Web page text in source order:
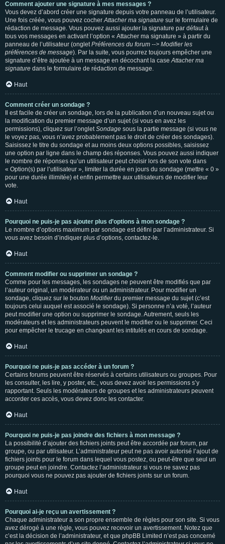
Comment ajouter une signature à mes messages ?
Vous devez d’abord créer une signature depuis votre panneau de l’utilisateur.
Une fois créée, vous pouvez cocherAttacher ma signature sur le formulaire de
rédaction de message. Vous pouvez aussi ajouter la signature par défaut à
tous vos messages en activant l’option « Attacher ma signature » à partir du
panneau de l’utilisateur (ongletPréférences du forum --> Modifier les
préférences de message). Par la suite, vous pourrez toujours empêcher une
signature d’être ajoutée à un message en décochant la caseAttacher ma
signature dans le formulaire de rédaction de message.
Haut
Comment créer un sondage ?
Il est facile de créer un sondage, lors de la publication d’un nouveau sujet ou
la modification du premier message d’un sujet (si vous en avez les
permissions), cliquez sur l’ongletSondage sous la partie message (si vous ne
le voyez pas, vous n’avez probablement pas le droit de créer des sondages).
Saisissez le titre du sondage et au moins deux options possibles, saisissez
une option par ligne dans le champ des réponses. Vous pouvez aussi indiquer
le nombre de réponses qu’un utilisateur peut choisir lors de son vote dans
« Option(s) par l’utilisateur », limiter la durée en jours du sondage (mettre « 0 »
pour une durée illimitée) et enfin permettre aux utilisateurs de modifier leur
vote.
Haut
Pourquoi ne puis-je pas ajouter plus d’options à mon sondage ?
Le nombre d’options maximum par sondage est défini par l’administrateur. Si
vous avez besoin d’indiquer plus d’options, contactez-le.
Haut
Comment modifier ou supprimer un sondage ?
Comme pour les messages, les sondages ne peuvent être modifiés que par
l’auteur original, un modérateur ou un administrateur. Pour modifier un
sondage, cliquez sur le bouton Modifierdu premier message du sujet (c’est
toujours celui auquel est associé le sondage). Si personne n’a voté, l’auteur
peut modifier une option ou supprimer le sondage. Autrement, seuls les
modérateurs et les administrateurs peuvent le modifier ou le supprimer. Ceci
pour empêcher le trucage en changeant les intitulés en cours de sondage.
Haut
Pourquoi ne puis-je pas accéder à un forum ?
Certains forums peuvent être réservés à certains utilisateurs ou groupes. Pour
les consulter, les lire, y poster, etc., vous devez avoir les permissions s’y
rapportant. Seuls les modérateurs de groupes et les administrateurs peuvent
accorder ces accès, vous devez donc les contacter.
Haut
Pourquoi ne puis-je pas joindre des fichiers à mon message ?
La possibilité d’ajouter des fichiers joints peut être accordée par forum, par
groupe, ou par utilisateur. L’administrateur peut ne pas avoir autorisé l’ajout de
fichiers joints pour le forum dans lequel vous postez, ou peut-être que seul un
groupe peut en joindre. Contactez l’administrateur si vous ne savez pas
pourquoi vous ne pouvez pas ajouter de fichiers joints sur un forum.
Haut
Pourquoi ai-je reçu un avertissement ?
Chaque administrateur a son propre ensemble de règles pour son site. Si vous
avez dérogé à une règle, vous pouvez recevoir un avertissement. Notez que
c’est la décision de l’administrateur, et que phpBB Limited n’est pas concerné